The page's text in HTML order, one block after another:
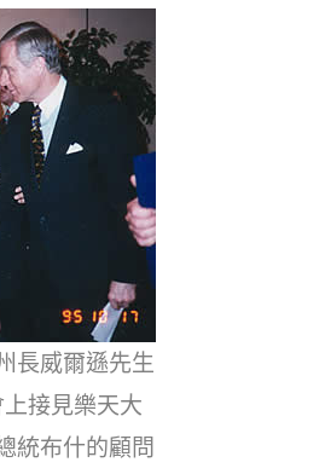
長威爾遜先生
接見樂天大
統布什的顧問